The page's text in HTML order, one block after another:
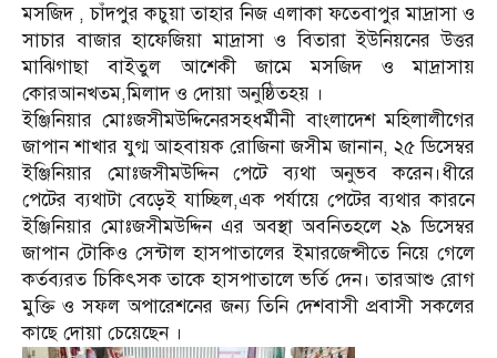
মসজিদ , চাঁদপুর কচুয়া তাহার নিজ এলাকা ফতেবাপুর মাদ্রাসা ও
সাচার বাজার হাফেজিয়া মাদ্রাসা ও বিতারা ইউনিয়নের উত্তর
মাঝিগাছা বাইতুল আশেকী জামে মসজিদ ও মাদ্রাসায়
কোরআনখতম,মিলাদ ও দোয়া অনুষ্ঠিতহয় ।
ইঞ্জিনিয়ার মোঃজসীমউদ্দিনেরসহধর্মীনী বাংলাদেশ মহিলালীগের
জাপান শাখার যুগ্ম আহবায়ক রোজিনা জসীম জানান, ২৫ ডিসেম্বর
ইঞ্জিনিয়ার মোঃজসীমউদ্দিন পেটে ব্যথা অনুভব করেন।ধীরে
পেটের ব্যথাটা বেড়েই যাচ্ছিল,এক পর্যায়ে পেটের ব্যথার কারনে
ইঞ্জিনিয়ার মোঃজসীমউদ্দিন এর অবস্থা অবনিতহলে ২৯ ডিসেম্বর
জাপান টোকিও সেন্টাল হাসপাতালের ইমারজেন্সীতে নিয়ে গেলে
কর্তব্যরত চিকিৎসক তাকে হাসপাতালে ভর্তি দেন। তারআশু রোগ
মুক্তি ও সফল অপারেশনের জন্য তিনি দেশবাসী প্রবাসী সকলের
কাছে দোয়া চেয়েছেন ।